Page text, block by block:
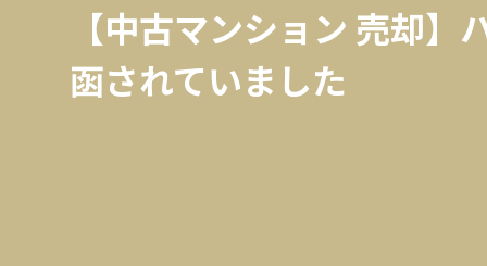
【中古マンション 売却
函されていました